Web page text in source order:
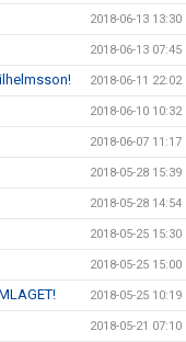
2018-06-13 13:30
2018-06-13 07:45
2018-06-11 22:02
2018-06-10 10:32
2018-06-07 11:17
2018-05-28 15:39
2018-05-28 14:54
2018-05-25 15:30
2018-05-25 15:00
2018-05-25 10:19
2018-05-21 07:10